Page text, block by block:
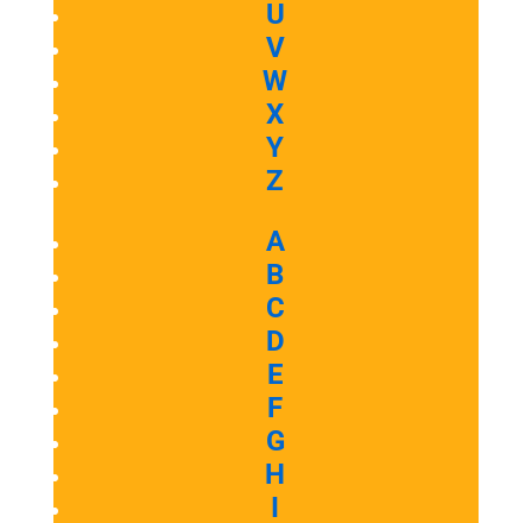
U
V
W
X
Y
Z
A
B
C
D
E
F
G
H
I